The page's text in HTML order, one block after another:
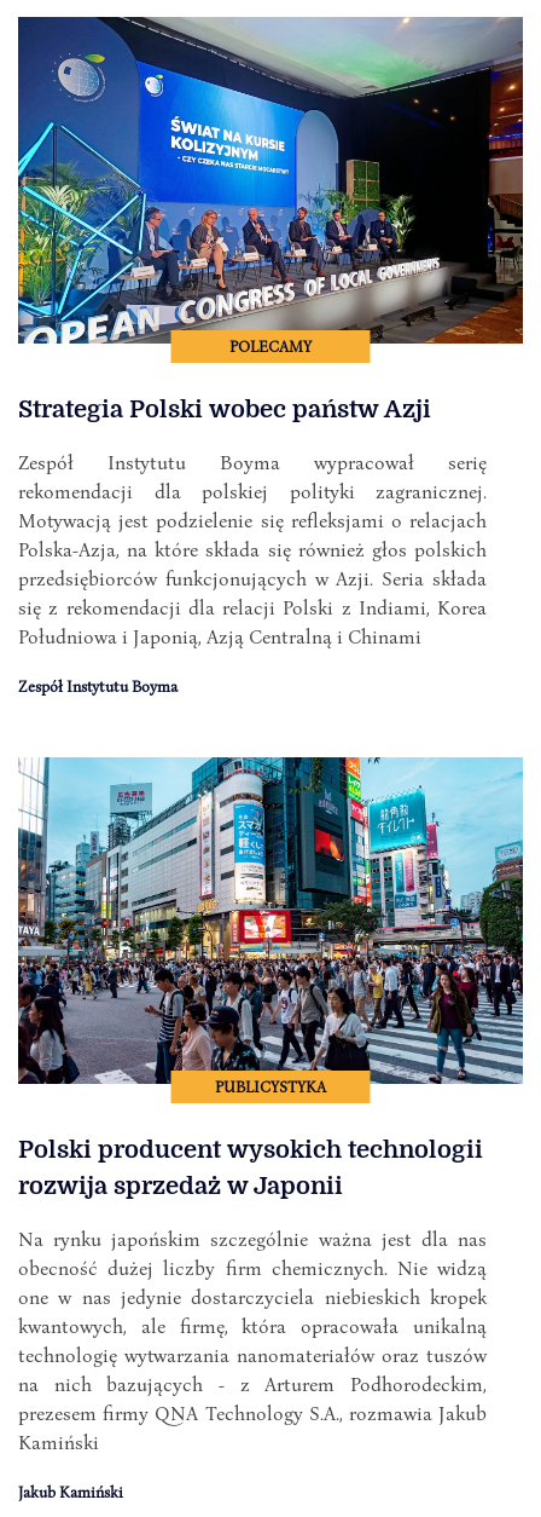
POLECAMY
Strategia Polski wobec państw Azji
Zespół Instytutu Boyma wypracował serię
rekomendacji dla polskiej polityki zagranicznej.
Motywacją jest podzielenie się refleksjami o relacjach
Polska-Azja, na które składa się również głos polskich
przedsiębiorców funkcjonujących w Azji. Seria składa
się z rekomendacji dla relacji Polski z Indiami, Korea
Południowa i Japonią, Azją Centralną i Chinami
Zespół Instytutu Boyma
PUBLICYSTYKA
Polski producent wysokich technologii
rozwija sprzedaż w Japonii
Na rynku japońskim szczególnie ważna jest dla nas
obecność dużej liczby firm chemicznych. Nie widzą
one w nas jedynie dostarczyciela niebieskich kropek
kwantowych, ale firmę, która opracowała unikalną
technologię wytwarzania nanomateriałów oraz tuszów
na nich bazujących - z Arturem Podhorodeckim,
prezesem firmy QNA Technology S.A., rozmawia Jakub
Kamiński
Jakub Kamiński